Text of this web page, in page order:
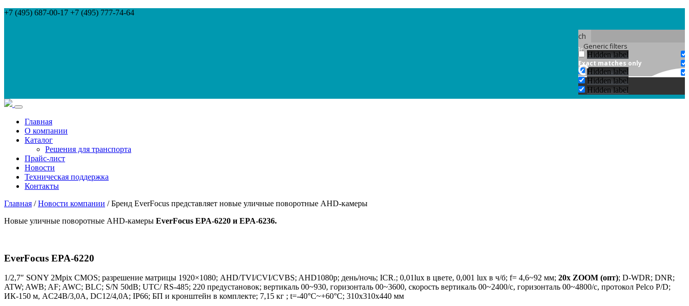
+7 (495) 687-00-17 +7 (495) 777-74-64
Search
Generic filters
Hidden label
Exact matches only
Hidden label
Hidden label
Hidden label
Главная
О компании
Каталог
Решения для транспорта
Прайс-лист
Новости
Техническая поддержка
Контакты
Главная /Новости компании / Бренд EverFocus представляет новые уличные поворотные AHD-камеры
Новые уличные поворотные AHD-камеры EverFocus EPA-6220 и EPA-6236.
EverFocus EPA-6220
1/2,7″ SONY 2Mpix CMOS; разрешение матрицы 1920×1080; AHD/TVI/CVI/CVBS; AHD1080p; день/ночь; ICR.; 0,01lux в цвете, 0,001 lux в ч/б; f= 4,6~92 мм; 20x ZOOM (опт); D-WDR; DNR;
ATW; AWB; AF; AWC; BLC; S/N 50dB; UTC/ RS-485; 220 предустановок; вертикаль 00~930, горизонталь 00~3600, скорость вертикаль 00~2400/c, горизонталь 00~4800/c, протокол Pelco P/D;
ИК-150 м, AC24В/3,0A, DC12/4,0A; IP66; БП и кронштейн в комплекте; 7,15 кг ; t=-40°C~+60°С; 310x310x440 мм